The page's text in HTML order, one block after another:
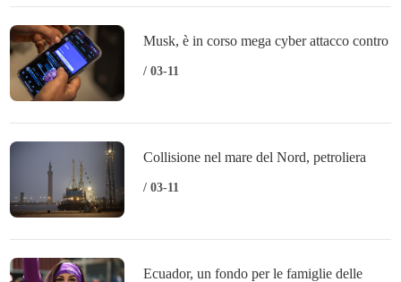
Musk, è in corso mega cyber attacco contro
X
/ 03-11
Collisione nel mare del Nord, petroliera
noleggiata da Pentagono
/ 03-11
Ecuador, un fondo per le famiglie delle